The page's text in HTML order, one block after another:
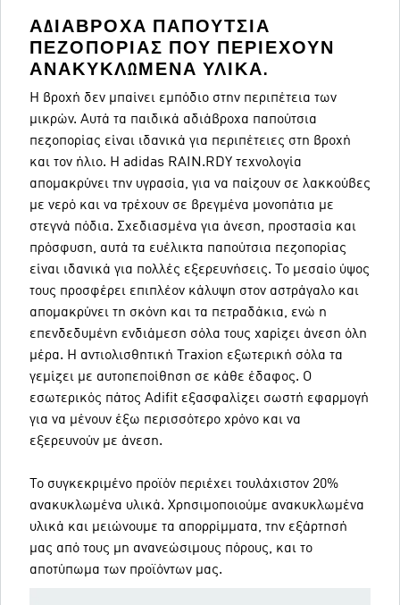
ΑΔΙΆΒΡΟΧΑ ΠΑΠΟΎΤΣΙΑ
ΠΕΖΟΠΟΡΊΑΣ ΠΟΥ ΠΕΡΙΈΧΟΥΝ
ΑΝΑΚΥΚΛΩΜΈΝΑ ΥΛΙΚΆ.
Η βροχή δεν μπαίνει εμπόδιο στην περιπέτεια των
μικρών. Αυτά τα παιδικά αδιάβροχα παπούτσια
πεζοπορίας είναι ιδανικά για περιπέτειες στη βροχή
και τον ήλιο. Η adidas RAIN.RDY τεχνολογία
απομακρύνει την υγρασία, για να παίζουν σε λακκούβες
με νερό και να τρέχουν σε βρεγμένα μονοπάτια με
στεγνά πόδια. Σχεδιασμένα για άνεση, προστασία και
πρόσφυση, αυτά τα ευέλικτα παπούτσια πεζοπορίας
είναι ιδανικά για πολλές εξερευνήσεις. Το μεσαίο ύψος
τους προσφέρει επιπλέον κάλυψη στον αστράγαλο και
απομακρύνει τη σκόνη και τα πετραδάκια, ενώ η
επενδεδυμένη ενδιάμεση σόλα τους χαρίζει άνεση όλη
μέρα. Η αντιολισθητική Traxion εξωτερική σόλα τα
γεμίζει με αυτοπεποίθηση σε κάθε έδαφος. Ο
εσωτερικός πάτος Adifit εξασφαλίζει σωστή εφαρμογή
για να μένουν έξω περισσότερο χρόνο και να
εξερευνούν με άνεση.
Το συγκεκριμένο προϊόν περιέχει τουλάχιστον 20%
ανακυκλωμένα υλικά. Χρησιμοποιούμε ανακυκλωμένα
υλικά και μειώνουμε τα απορρίμματα, την εξάρτησή
μας από τους μη ανανεώσιμους πόρους, και το
αποτύπωμα των προϊόντων μας.